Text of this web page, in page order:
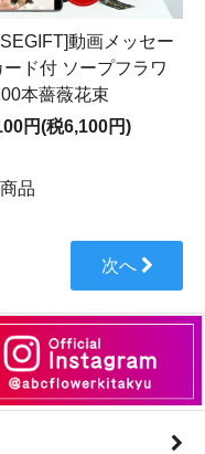
動画メッセー
ード付 ソープフラワ
本薔薇花束
円(税6,100円)
商品
次へ